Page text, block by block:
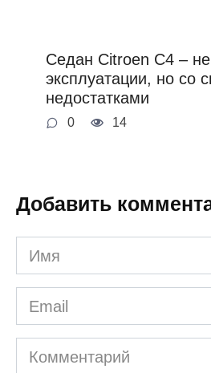
Седан Citroen C4 –
эксплуатации, но со
недостатками
0 14
Добавить
Имя
Email
Комментарий